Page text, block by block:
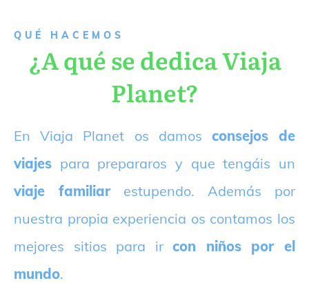
QUÉ HACEMOS
¿A qué se dedica Viaja
Planet?
En Viaja Planet os damos consejos de
viajes para prepararos y que tengáis un
viaje familiarestupendo. Además por
nuestra propia experiencia os contamos los
mejores sitios para ircon niños por el
mundo.